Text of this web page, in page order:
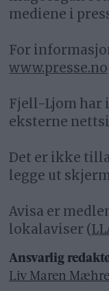
mediene i
For
www.presse.no
Fjell-Ljom har
eksterne
Det er ikke
legge ut
Avisa er
lokalaviser (
Ansvarlig
Liv Maren